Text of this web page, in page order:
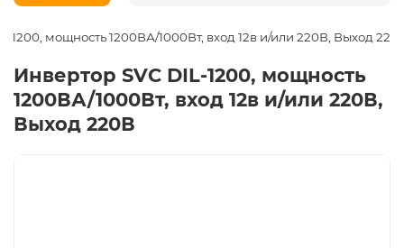
1200, мощность 1200ВА/1000Вт, вход 12в и/или 220В, Выход
Инвертор SVC DIL-1200, мощность
1200ВА/1000Вт, вход 12в и/или 220В,
Выход 220В